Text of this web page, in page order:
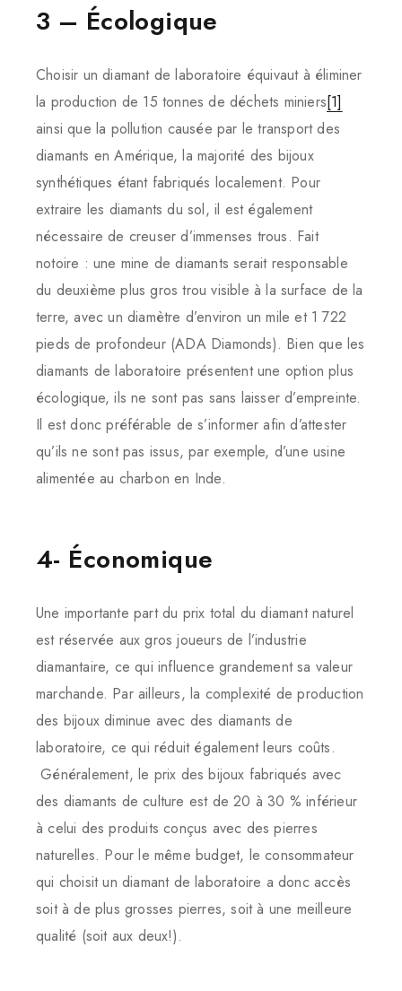
3 – Écologique
Choisir un diamant de laboratoire équivaut à éliminer
la production de 15 tonnes de déchets miniers[1]
ainsi que la pollution causée par le transport des
diamants en Amérique, la majorité des bijoux
synthétiques étant fabriqués localement. Pour
extraire les diamants du sol, il est également
nécessaire de creuser d’immenses trous. Fait
notoire : une mine de diamants serait responsable
du deuxième plus gros trou visible à la surface de la
terre, avec un diamètre d’environ un mile et 1 722
pieds de profondeur (ADA Diamonds). Bien que les
diamants de laboratoire présentent une option plus
écologique, ils ne sont pas sans laisser d’empreinte.
Il est donc préférable de s’informer afin d’attester
qu’ils ne sont pas issus, par exemple, d’une usine
alimentée au charbon en Inde.
4- Économique
Une importante part du prix total du diamant naturel
est réservée aux gros joueurs de l’industrie
diamantaire, ce qui influence grandement sa valeur
marchande. Par ailleurs, la complexité de production
des bijoux diminue avec des diamants de
laboratoire, ce qui réduit également leurs coûts.
Généralement, le prix des bijoux fabriqués avec
des diamants de culture est de 20 à 30 % inférieur
à celui des produits conçus avec des pierres
naturelles. Pour le même budget, le consommateur
qui choisit un diamant de laboratoire a donc accès
soit à de plus grosses pierres, soit à une meilleure
qualité (soit aux deux!).